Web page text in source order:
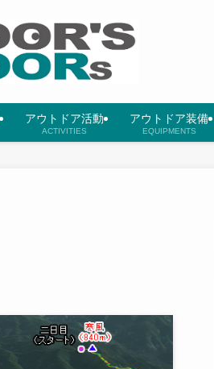
アウトドア活動
ACTIVITIES
アウトドア装備
EQUIPMENTS